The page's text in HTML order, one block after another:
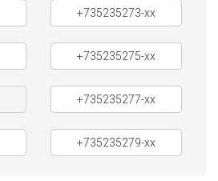
+735235273-xx
+735235275-xx
+735235277-xx
+735235279-xx